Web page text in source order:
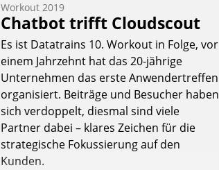
Die monatlichen Mitteilungen zum
Heizungs- und Wasserverbrauch gehen
automatisiert, vollständig und auf
Wunsch über mehrere zuvor festgelegte
Kommunikationswege bei den
Empfängern ein.
Nadja Hußmann
Workout 2019
Chatbot trifft Cloudscout
Es ist Datatrains 10. Workout in Folge, vor
einem Jahrzehnt hat das 20-jährige
Unternehmen das erste Anwendertreffen
organisiert. Beiträge und Besucher haben
sich verdoppelt, diesmal sind viele
Partner dabei – klares Zeichen für die
strategische Fokussierung auf den
Kunden.